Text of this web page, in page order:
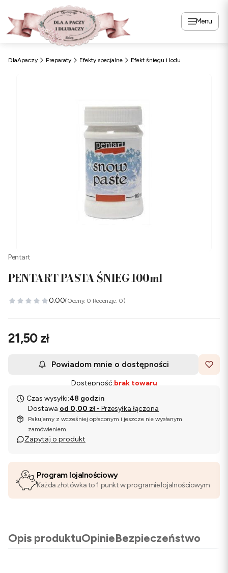
Menu
DlaApaczy Preparaty Efekty specjalne Efekt śniegu i lodu
Pentart
PENTART PASTA ŚNIEG 100ml
0.00(Oceny: 0 Recenzje: 0)
Cena
21,50 zł
Powiadom mnie o dostępności
Dostępność:brak towaru
Czas wysyłki:48 godzin
Dostawa od 0,00 zł - Przesyłka łączona
Pakujemy z wcześniej opłaconym i jeszcze nie wysłanym
zamówieniem.
Zapytaj o produkt
Program lojalnościowy
Każda złotówka to 1 punkt w programie lojalnościowym
Opis produktuOpinieBezpieczeństwo